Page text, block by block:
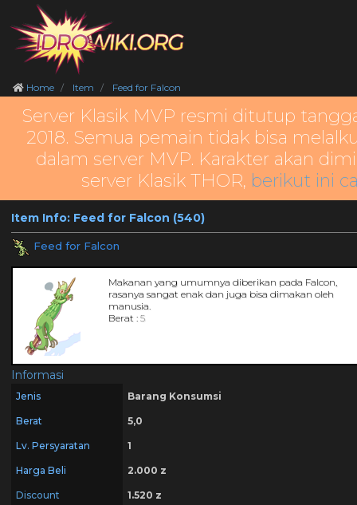
Home Item Feed for Falcon
Server Klasik MVP resmi ditutup
2018. Semua pemain tidak bisa
dalam server MVP. Karakter akan
server Klasik THOR, berikut ini
Item Info: Feed for Falcon (540)
Feed for Falcon
Makanan yang umumnya diberikan pada Falcon,
rasanya sangat enak dan juga bisa dimakan oleh
manusia.
Berat :5
Informasi
Jenis Barang Konsumsi
Berat 5,0
Lv. Persyaratan 1
Harga Beli 2.000 z
Discount 1.520 z